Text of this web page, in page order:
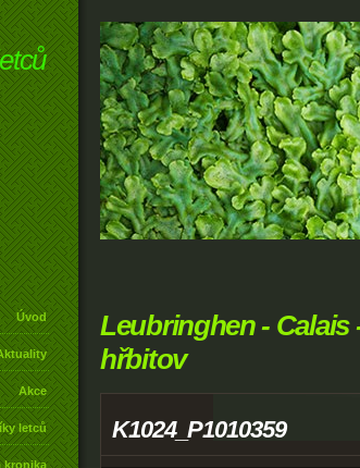
Úvod
Akce
letců
kronika
Leubringhen -
hřbitov
K1024_P1010359